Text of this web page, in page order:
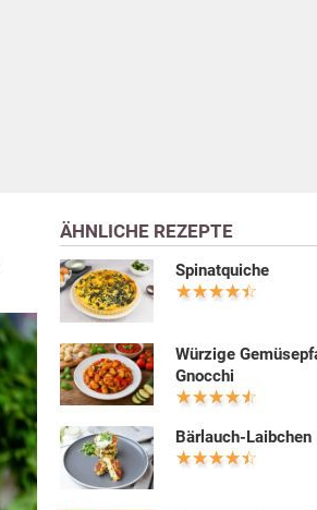
ÄHNLICHE REZEPTE
Spinatquiche
Würzige
Gnocchi
Bärlauch-Laibchen